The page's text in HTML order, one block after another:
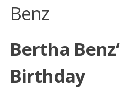
Benz
Bertha Benz‘
Birthday